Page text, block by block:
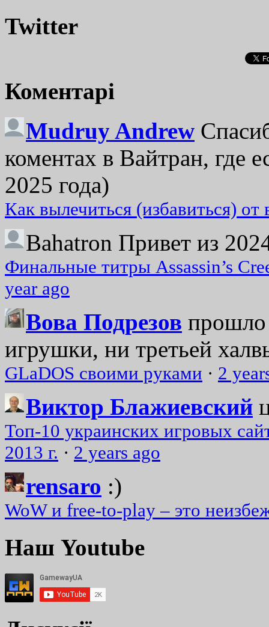
Twitter
Коментарі
Mudruy Andrew
коментах в Вайтран, где
2025 года)
Как вылечиться (избавиться)
Bahatron Привет из
Финальные титры Assassin’s
year ago
Вова Подрезов прошло
игрушки, ни третьей
GLaDOS своими руками · 2
Виктор Блажиевский
Топ-10 украинских игровых
2013 г. · 2 years ago
rensaro :)
WoW и free-to-play – это
Наш Youtube